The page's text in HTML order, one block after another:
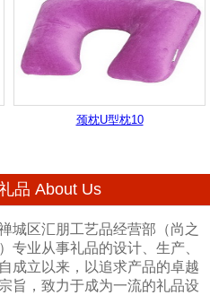
颈枕U型枕10
品 About Us
城区汇朋工艺品经营部（尚之
专业从事礼品的设计、生产、
成立以来，以追求产品的卓越
旨，致力于成为一流的礼品设